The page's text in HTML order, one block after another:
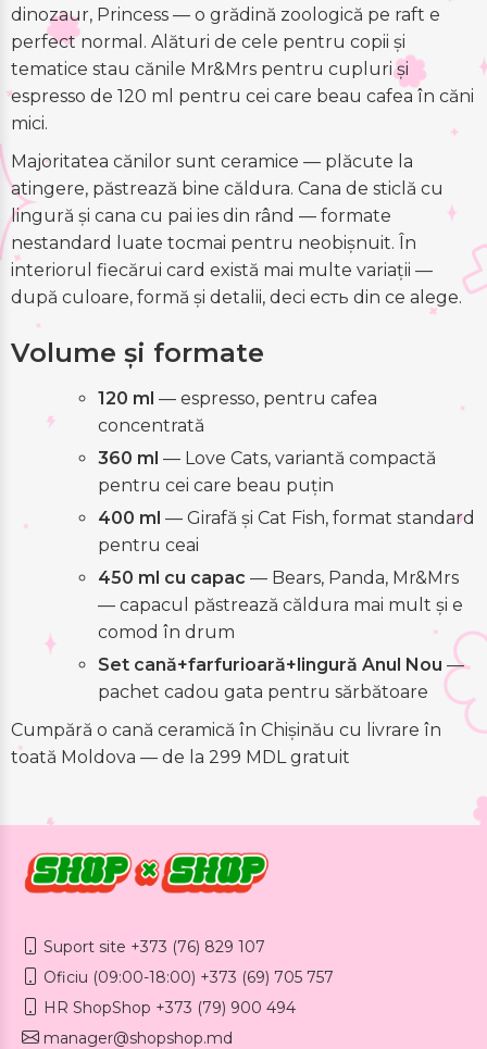
dinozaur, Princess — o grădină zoologică pe raft e
perfect normal. Alături de cele pentru copii și
tematice stau cănile Mr&Mrs pentru cupluri și
espresso de 120 ml pentru cei care beau cafea în căni
mici.
Majoritatea cănilor sunt ceramice — plăcute la
atingere, păstrează bine căldura. Cana de sticlă cu
lingură și cana cu pai ies din rând — formate
nestandard luate tocmai pentru neobișnuit. În
interiorul fiecărui card există mai multe variații —
după culoare, formă și detalii, deci есть din ce alege.
Volume și formate
120 ml — espresso, pentru cafea
concentrată
360 ml — Love Cats, variantă compactă
pentru cei care beau puțin
400 ml — Girafă și Cat Fish, format standard
pentru ceai
450 ml cu capac — Bears, Panda, Mr&Mrs
— capacul păstrează căldura mai mult și e
comod în drum
Set cană+farfurioară+lingură Anul Nou —
pachet cadou gata pentru sărbătoare
Cumpără o cană ceramică în Chișinău cu livrare în
toată Moldova — de la 299 MDL gratuit
Suport site +373 (76) 829 107
Oficiu (09:00-18:00) +373 (69) 705 757
HR ShopShop +373 (79) 900 494
manager@shopshop.md